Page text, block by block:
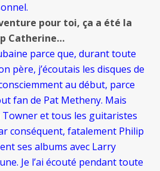
pour toi, ça a été la
Catherine…
parce que, durant toute
père, j’écoutais les disques de
au début, parce
fan de Pat Metheny. Mais
Towner et tous les guitaristes
conséquent, fatalement Philip
ses albums avec Larry
Je l’ai écouté pendant toute